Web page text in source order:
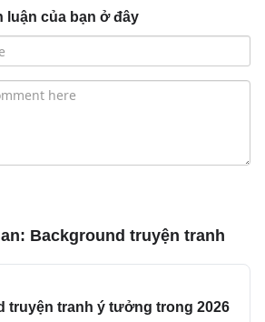
luận của bạn ở đây
Background truyện tranh
truyện tranh ý tưởng trong 2026